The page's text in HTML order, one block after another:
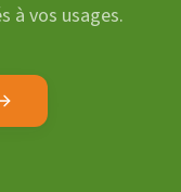
à vos usages.